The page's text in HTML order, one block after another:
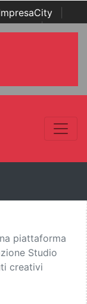
| Italian
piattaforma
Studio
creativi